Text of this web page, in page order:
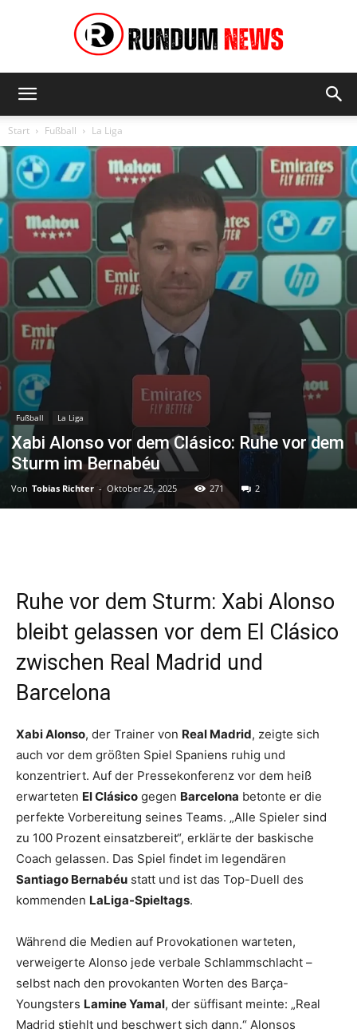
News
Start Fußball La Liga
Fußball La Liga
Xabi Alonso vor dem Clásico: Ruhe vor dem
Sturm im Bernabéu
Von Tobias Richter - Oktober 25, 2025 271 2
Ruhe vor dem Sturm: Xabi Alonso
bleibt gelassen vor dem El Clásico
zwischen Real Madrid und
Barcelona
Xabi Alonso, der Trainer von Real Madrid, zeigte sich
auch vor dem größten Spiel Spaniens ruhig und
konzentriert. Auf der Pressekonferenz vor dem heiß
erwarteten El Clásico gegen Barcelona betonte er die
perfekte Vorbereitung seines Teams. „Alle Spieler sind
zu 100 Prozent einsatzbereit“, erklärte der baskische
Coach gelassen. Das Spiel findet im legendären
Santiago Bernabéu statt und ist das Top-Duell des
kommenden LaLiga-Spieltags.
Während die Medien auf Provokationen warteten,
verweigerte Alonso jede verbale Schlammschlacht –
selbst nach den provokanten Worten des Barça-
Youngsters Lamine Yamal, der süffisant meinte: „Real
Madrid stiehlt und beschwert sich dann.“ Alonsos